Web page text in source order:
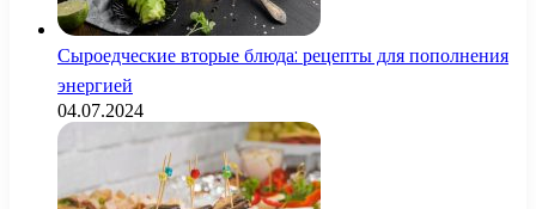
Сыроедческие вторые блюда: рецепты для пополнения
энергией
04.07.2024